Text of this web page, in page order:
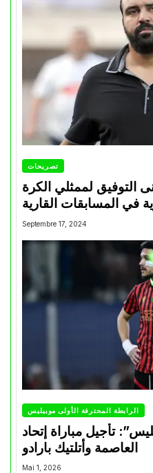
تصريحات
التوفيق لممثلي الكرة
Septembre 17, 2024
الرابطة المحترفة الأولى موبيليس
تأجيل مباراة إتحاد
العاصمة وأتلتيك بارادو
Mai 1, 2026